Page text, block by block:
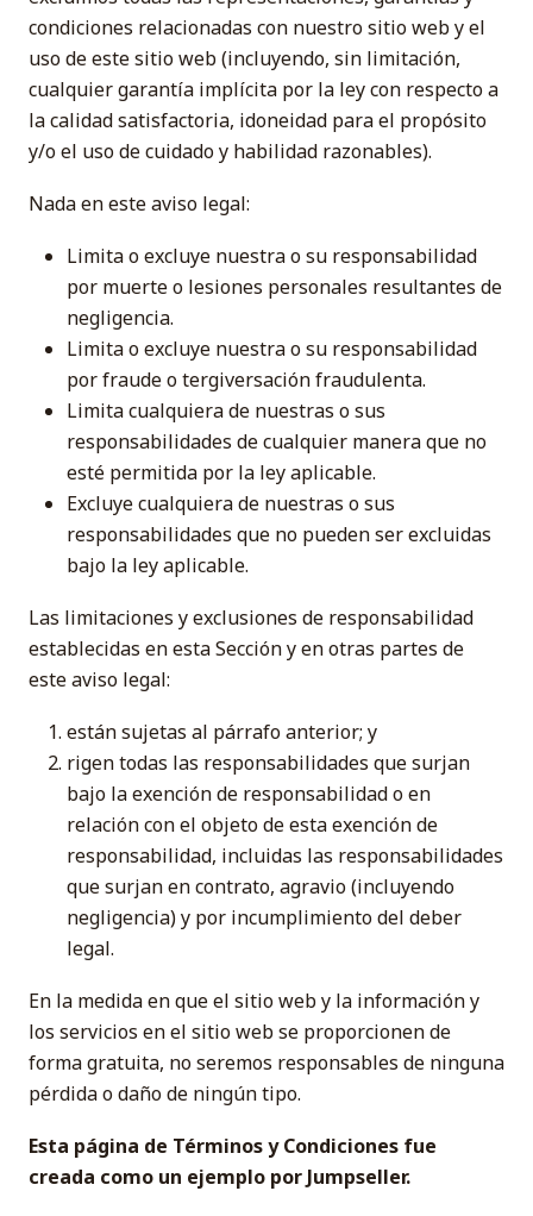
condiciones relacionadas con nuestro sitio web y el
uso de este sitio web (incluyendo, sin limitación,
cualquier garantía implícita por la ley con respecto a
la calidad satisfactoria, idoneidad para el propósito
y/o el uso de cuidado y habilidad razonables).
Nada en este aviso legal:
Limita o excluye nuestra o su responsabilidad
por muerte o lesiones personales resultantes de
negligencia.
Limita o excluye nuestra o su responsabilidad
por fraude o tergiversación fraudulenta.
Limita cualquiera de nuestras o sus
responsabilidades de cualquier manera que no
esté permitida por la ley aplicable.
Excluye cualquiera de nuestras o sus
responsabilidades que no pueden ser excluidas
bajo la ley aplicable.
Las limitaciones y exclusiones de responsabilidad
establecidas en esta Sección y en otras partes de
este aviso legal:
están sujetas al párrafo anterior; y
rigen todas las responsabilidades que surjan
bajo la exención de responsabilidad o en
relación con el objeto de esta exención de
responsabilidad, incluidas las responsabilidades
que surjan en contrato, agravio (incluyendo
negligencia) y por incumplimiento del deber
legal.
En la medida en que el sitio web y la información y
los servicios en el sitio web se proporcionen de
forma gratuita, no seremos responsables de ninguna
pérdida o daño de ningún tipo.
Esta página de Términos y Condiciones fue
creada como un ejemplo por Jumpseller.